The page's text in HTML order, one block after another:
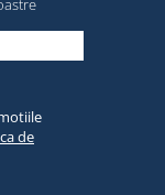
de